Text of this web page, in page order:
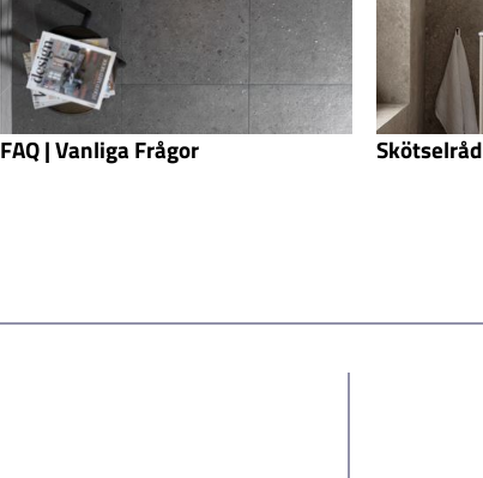
FAQ | Vanliga Frågor Skötselråd